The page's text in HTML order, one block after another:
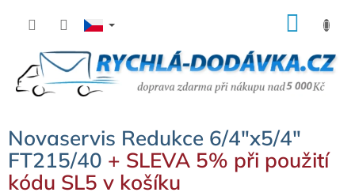
Novaservis Redukce 6/4"x5/4"
FT215/40 + SLEVA 5% při použití
kódu SL5 v košíku